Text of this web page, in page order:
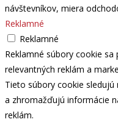
návštevníkov, miera
Reklamné
Reklamné
Reklamné súbory cookie
relevantných reklám a
Tieto súbory cookie sledujú
a zhromažďujú informácie
reklám.